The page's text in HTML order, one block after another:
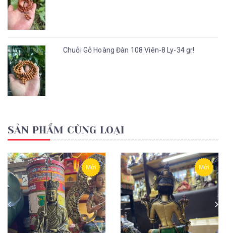
Chuỗi Gỗ Hoàng Đàn 108 Viên-8 Ly-34 gr!
SẢN PHẨM CÙNG LOẠI
Mới Mới